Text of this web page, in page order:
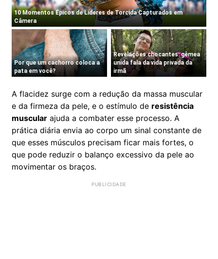
A flacidez surge com a redução da massa muscular
e da firmeza da pele, e o estímulo de resistência
muscular ajuda a combater esse processo. A
prática diária envia ao corpo um sinal constante de
que esses músculos precisam ficar mais fortes, o
que pode reduzir o balanço excessivo da pele ao
movimentar os braços.